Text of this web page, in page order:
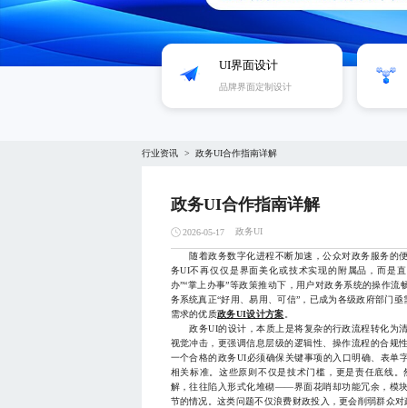
UI界面设计
品牌界面定制设计
行业资讯 > 政务UI合作指南详解
政务UI合作指南详解
2026-05-17 政务UI
随着政务数字化进程不断加速，公众对政务服务的
务UI不再仅仅是界面美化或技术实现的附属品，而是
办”“掌上办事”等政策推动下，用户对政务系统的操作
务系统真正“好用、易用、可信”，已成为各级政府部门
需求的优质政务UI设计方案
政务UI的设计，本质上是将复杂的行政流程转化为
视觉冲击，更强调信息层级的逻辑性、操作流程的合规
一个合格的政务UI必须确保关键事项的入口明确、表单
相关标准。这些原则不仅是技术门槛，更是责任底线
解，往往陷入形式化堆砌——界面花哨却功能冗余，模
节的情况。这类问题不仅浪费财政投入，更会削弱群众